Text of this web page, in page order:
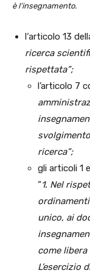
è l‘insegnamento.
l‘articolo 13
ricerca
rispettata”;
l’articolo 7
ricerca”;
gli articoli 1
“1. Nel
unico, ai
come
L’esercizio